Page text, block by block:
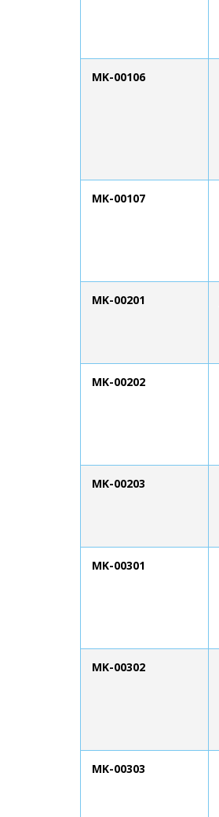
MK-00106
MK-00107
MK-00201
MK-00202
MK-00203
MK-00301
MK-00302
MK-00303